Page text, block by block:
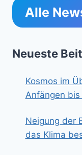
Alle
Neueste
Kosmos im
Anfängen
Neigung der
das Klima